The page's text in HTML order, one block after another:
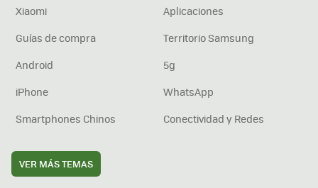
Xiaomi
Aplicaciones
Guías de compra
Territorio Samsung
Android
5g
iPhone
WhatsApp
Smartphones Chinos
Conectividad y Redes
VER MÁS TEMAS